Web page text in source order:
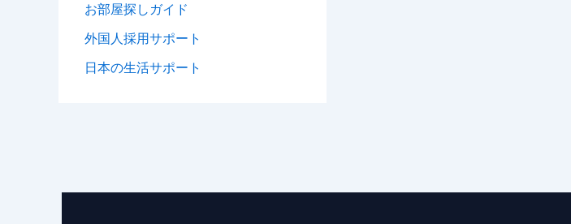
お部屋探しガイド
外国人採用サポート
日本の生活サポート